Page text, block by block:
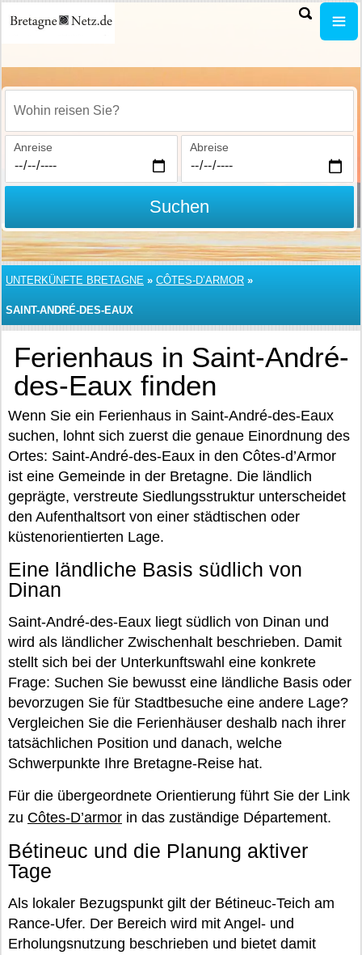
Wohin reisen Sie?
Anreise Abreise
Suchen
UNTERKÜNFTE BRETAGNE » CÔTES-D’ARMOR »
SAINT-ANDRÉ-DES-EAUX
Ferienhaus in Saint-André-
des-Eaux finden
Wenn Sie ein Ferienhaus in Saint-André-des-Eaux
suchen, lohnt sich zuerst die genaue Einordnung des
Ortes: Saint-André-des-Eaux in den Côtes-d’Armor
ist eine Gemeinde in der Bretagne. Die ländlich
geprägte, verstreute Siedlungsstruktur unterscheidet
den Aufenthaltsort von einer städtischen oder
küstenorientierten Lage.
Eine ländliche Basis südlich von
Dinan
Saint-André-des-Eaux liegt südlich von Dinan und
wird als ländlicher Zwischenhalt beschrieben. Damit
stellt sich bei der Unterkunftswahl eine konkrete
Frage: Suchen Sie bewusst eine ländliche Basis oder
bevorzugen Sie für Stadtbesuche eine andere Lage?
Vergleichen Sie die Ferienhäuser deshalb nach ihrer
tatsächlichen Position und danach, welche
Schwerpunkte Ihre Bretagne-Reise hat.
Für die übergeordnete Orientierung führt Sie der Link
zu Côtes-D’armor in das zuständige Département.
Bétineuc und die Planung aktiver
Tage
Als lokaler Bezugspunkt gilt der Bétineuc-Teich am
Rance-Ufer. Der Bereich wird mit Angel- und
Erholungsnutzung beschrieben und bietet damit